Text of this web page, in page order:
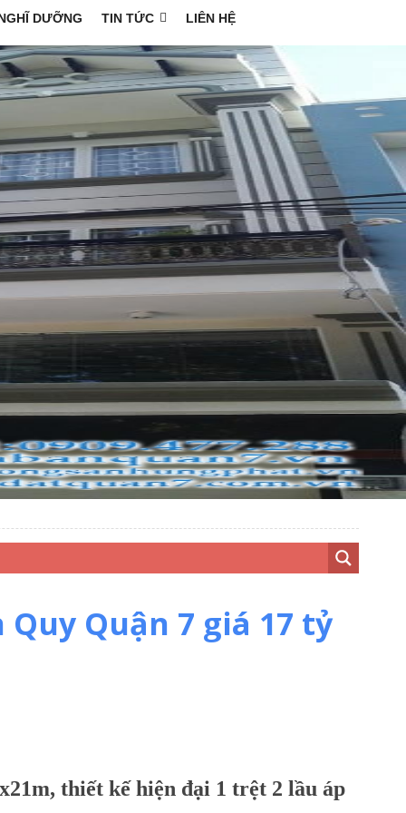
DƯỠNG TIN TỨC LIÊN HỆ
Quận 7 giá 17 tỷ
thiết kế hiện đại 1 trệt 2 lầu áp